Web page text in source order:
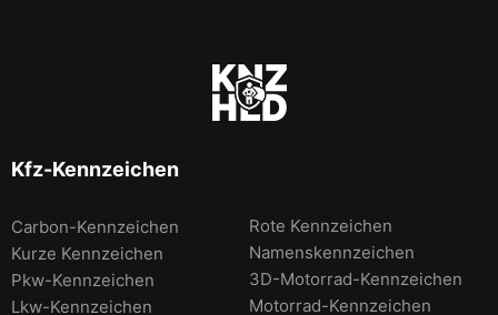
Kfz-Kennzeichen
Carbon-Kennzeichen
Kurze Kennzeichen
Pkw-Kennzeichen
Lkw-Kennzeichen
Rote Kennzeichen
Namenskennzeichen
3D-Motorrad-Kennzeichen
Motorrad-Kennzeichen